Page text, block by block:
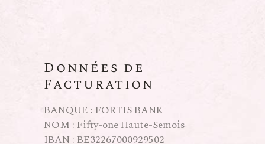
Données de
Facturation
BANQUE : FORTIS BANK
NOM : Fifty-one Haute-Semois
IBAN : BE32267000929502